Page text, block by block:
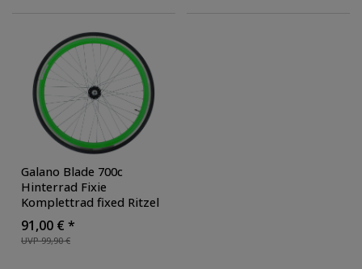
Galano Blade 700c
Hinterrad Fixie
Komplettrad fixed Ritzel
FlipFlop Rennrad
Singlespeed Fahrrad inkl.
Reifen SV Sclaverand
UVP 99,90 €
91,00 € *